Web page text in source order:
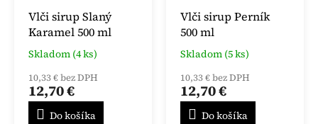
Vlči sirup Slaný
Karamel 500 ml
Skladom (4 ks)
10,33 € bez DPH
12,70 €
Do košíka
Vlči sirup Perník
500 ml
Skladom (5 ks)
10,33 € bez DPH
12,70 €
Do košíka